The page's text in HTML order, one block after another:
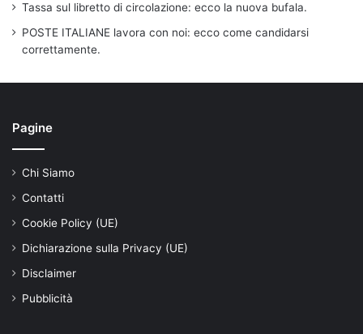
Tassa sul libretto di circolazione: ecco la nuova bufala.
POSTE ITALIANE lavora con noi: ecco come candidarsi
correttamente.
Pagine
Chi Siamo
Contatti
Cookie Policy (UE)
Dichiarazione sulla Privacy (UE)
Disclaimer
Pubblicità